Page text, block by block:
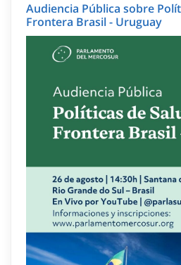
Audiencia Pública sobre
Frontera Brasil - Uruguay